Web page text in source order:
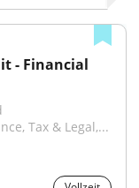
- Financial
Tax & Legal,...